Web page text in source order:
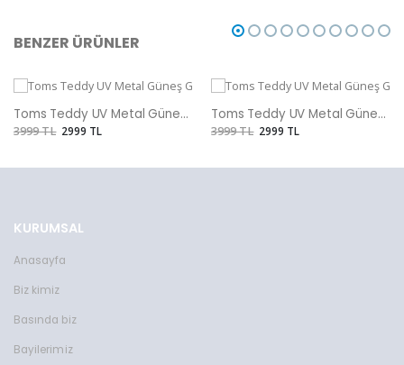
BENZER ÜRÜNLER
Toms Teddy UV Metal Güneş Gözlüğü
3999 TL 2999 TL
Toms Teddy UV Metal Güneş Gözlüğü
3999 TL 2999 TL
KURUMSAL
Anasayfa
Biz kimiz
Basında biz
Bayilerimiz